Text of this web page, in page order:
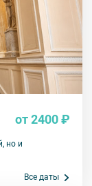
от 2400 ₽
но и
Все даты